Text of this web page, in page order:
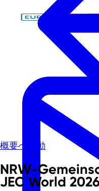
概要へ移動
NRW-
JEC World